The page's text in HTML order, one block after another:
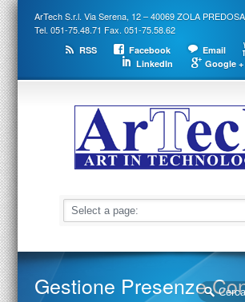
ArTech S.r.l. Via Serena, 12 – 40069 ZOLA
Tel. 051-75.48.71 Fax. 051-75.58.62
RSS Facebook Email
LinkedIn
Google +
Gestione Presenze